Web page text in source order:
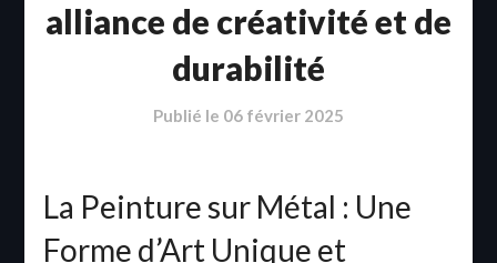
alliance de créativité et de
durabilité
Publié le 06 février 2025
La Peinture sur Métal : Une
Forme d’Art Unique et